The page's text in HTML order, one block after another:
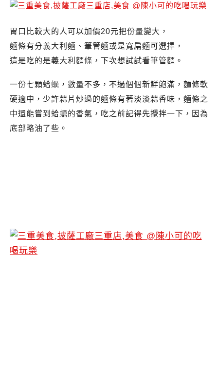
胃口比較大的人可以加價20元把份量變大，
麵條有分義大利麵、筆管麵或是寬扁麵可選擇，
這是吃的是義大利麵條，下次想試試看筆管麵。
一份七顆蛤蠣，數量不多，不過個個新鮮飽滿， 麵條軟
硬適中， 少許蒜片炒過的麵條有著淡淡蒜香味，麵條之
中還能嘗到蛤蠣的香氣，吃之前記得先攪拌一下，因為
底部略油了些。